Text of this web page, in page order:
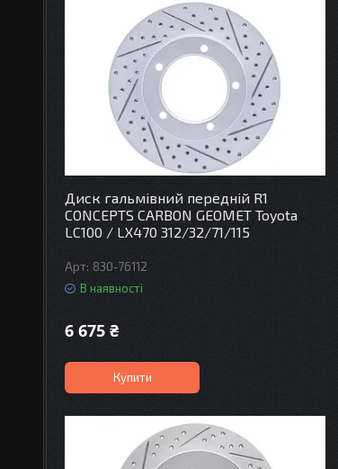
Диск гальмівний передній R1
CONCEPTS CARBON GEOMET Toyota
LC100 / LX470 312/32/71/115
830-76112
В наявності
6 675 ₴
Купити